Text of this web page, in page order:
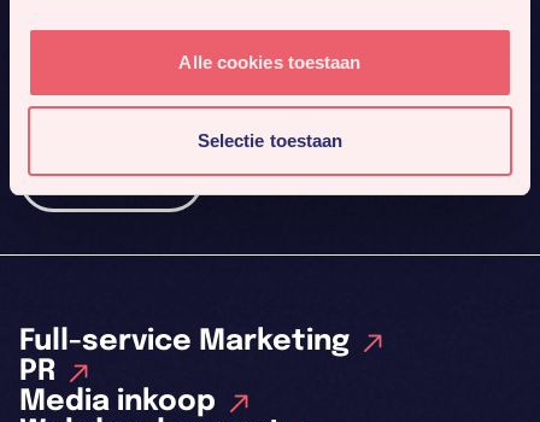
Alle cookies toestaan
Selectie toestaan
Meld je aan voor onze nieuwsbrief. Dan sturen we je
4x per jaar ons nieuwste werk en gaafste cases.
Inschrijven
Full-service Marketing
PR
Media inkoop